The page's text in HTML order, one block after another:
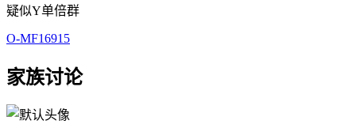
疑似Y单倍群
O-MF16915
家族讨论